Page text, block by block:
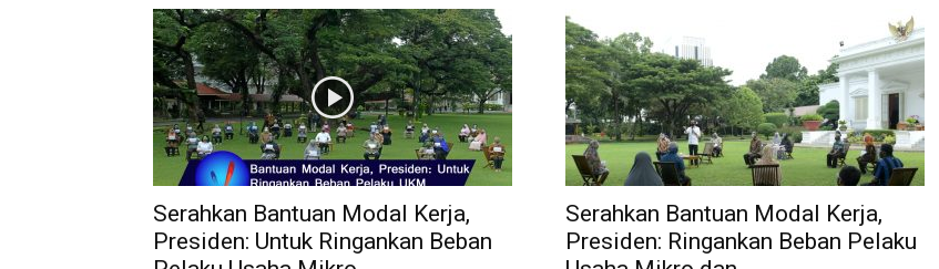
Serahkan Bantuan Modal Kerja,
Presiden: Untuk Ringankan Beban
Serahkan Bantuan Modal Kerja,
Presiden: Ringankan Beban Pelaku